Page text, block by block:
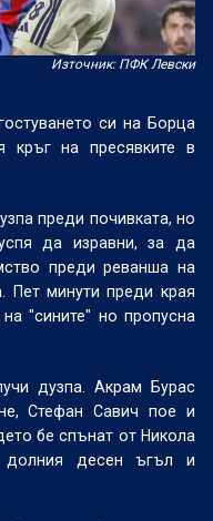
Източник: ПФК Левски
си на Борца
на пресявките в
преди почивката, но
да изравни, за да
преди реванша на
Пет минути преди края
"сините" но пропусна
дузпа. Акрам Бурас
Стефан Савич пое и
бе спънат от Никола
десен ъгъл и